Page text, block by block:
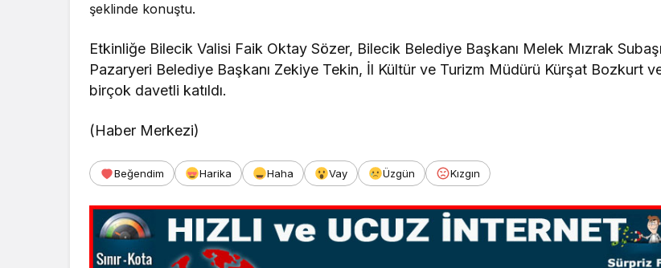
şeklinde konuştu.
Etkinliğe Bilecik Valisi Faik Oktay Sözer, Bilecik Belediye Başkanı Melek Mızrak
Pazaryeri Belediye Başkanı Zekiye Tekin, İl Kültür ve Turizm Müdürü Kürşat Bozkurt
birçok davetli katıldı.
(Haber Merkezi)
Beğendim Harika Haha Vay Üzgün Kızgın